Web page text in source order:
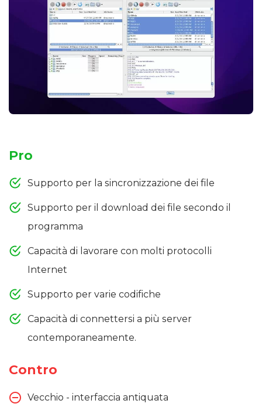
Pro
Supporto per la sincronizzazione dei file
Supporto per il download dei file secondo il
programma
Capacità di lavorare con molti protocolli
Internet
Supporto per varie codifiche
Capacità di connettersi a più server
contemporaneamente.
Contro
Vecchio - interfaccia antiquata